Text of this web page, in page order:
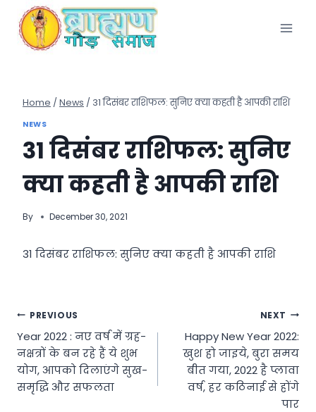
content
Home / News / 31 दिसंबर राशिफल: सुनिए क्या कहती है आपकी राशि
NEWS
31 दिसंबर राशिफल: सुनिए
क्या कहती है आपकी राशि
By December 30, 2021
31 दिसंबर राशिफल: सुनिए क्या कहती है आपकी राशि
Post
navigation
PREVIOUS
Year 2022 : नए वर्ष में ग्रह-
नक्षत्रों के बन रहे हैं ये शुभ
योग, आपको दिलाएंगे सुख-
समृद्धि और सफलता
NEXT
Happy New Year 2022:
खुश हो जाइये, बुरा समय
बीत गया, 2022 है प्लावा
वर्ष, हर कठिनाई से होंगे
पार